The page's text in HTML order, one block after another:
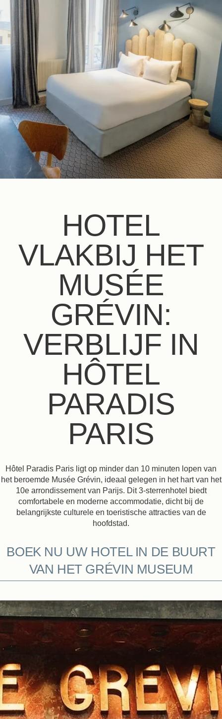
HOTEL
VLAKBIJ HET
MUSÉE
GRÉVIN:
VERBLIJF IN
HÔTEL
PARADIS
PARIS
Hôtel Paradis Paris ligt op minder dan 10 minuten lopen van
het beroemde Musée Grévin, ideaal gelegen in het hart van het
10e arrondissement van Parijs. Dit 3-sterrenhotel biedt
comfortabele en moderne accommodatie, dicht bij de
belangrijkste culturele en toeristische attracties van de
hoofdstad.
BOEK NU UW HOTEL IN DE BUURT
VAN HET GRÉVIN MUSEUM
NLFR IT